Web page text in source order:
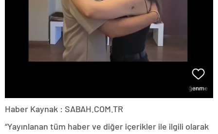
Haber Kaynak : SABAH.COM.TR
“Yayınlanan tüm haber ve diğer içerikler ile ilgili olarak